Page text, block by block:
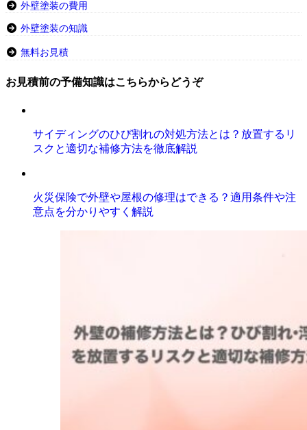
外壁塗装の費用
外壁塗装の知識
無料お見積
お見積前の予備知識はこちらからどうぞ
サイディングのひび割れの対処方法とは？放置するリ
スクと適切な補修方法を徹底解説
火災保険で外壁や屋根の修理はできる？適用条件や注
意点を分かりやすく解説